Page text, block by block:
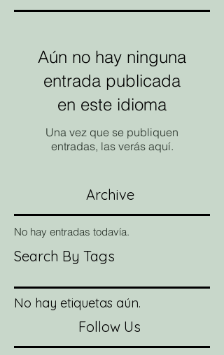
Aún no hay ninguna
entrada publicada
en este idioma
Una vez que se publiquen
entradas, las verás aquí.
Archive
No hay entradas todavía.
Search By Tags
No hay etiquetas aún.
Follow Us